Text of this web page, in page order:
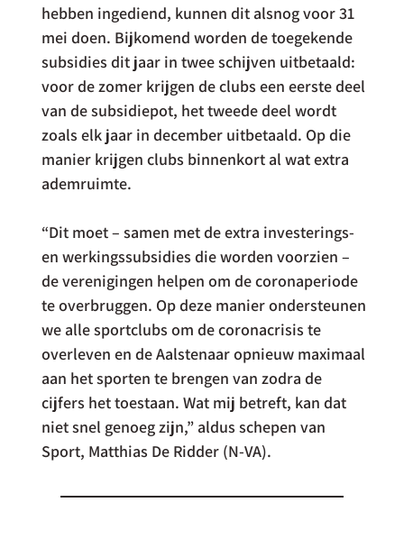
hebben ingediend, kunnen dit alsnog voor 31
mei doen. Bijkomend worden de toegekende
subsidies dit jaar in twee schijven uitbetaald:
voor de zomer krijgen de clubs een eerste deel
van de subsidiepot, het tweede deel wordt
zoals elk jaar in december uitbetaald. Op die
manier krijgen clubs binnenkort al wat extra
ademruimte.
“Dit moet – samen met de extra investerings-
en werkingssubsidies die worden voorzien –
de verenigingen helpen om de coronaperiode
te overbruggen. Op deze manier ondersteunen
we alle sportclubs om de coronacrisis te
overleven en de Aalstenaar opnieuw maximaal
aan het sporten te brengen van zodra de
cijfers het toestaan. Wat mij betreft, kan dat
niet snel genoeg zijn,” aldus schepen van
Sport, Matthias De Ridder (N-VA).